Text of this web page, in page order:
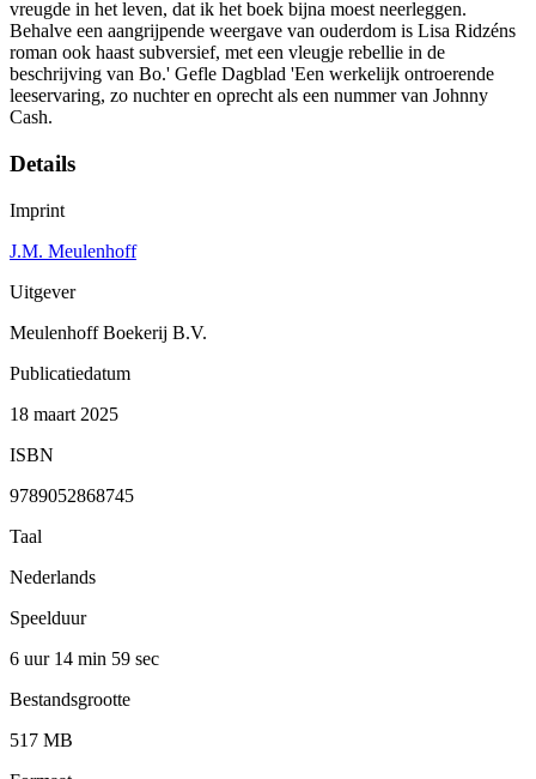
vreugde in het leven, dat ik het boek bijna moest neerleggen.
Behalve een aangrijpende weergave van ouderdom is Lisa Ridzéns
roman ook haast subversief, met een vleugje rebellie in de
beschrijving van Bo.' Gefle Dagblad 'Een werkelijk ontroerende
leeservaring, zo nuchter en oprecht als een nummer van Johnny
Cash.
Details
Imprint
J.M. Meulenhoff
Uitgever
Meulenhoff Boekerij B.V.
Publicatiedatum
18 maart 2025
ISBN
9789052868745
Taal
Nederlands
Speelduur
6 uur 14 min 59 sec
Bestandsgrootte
517 MB